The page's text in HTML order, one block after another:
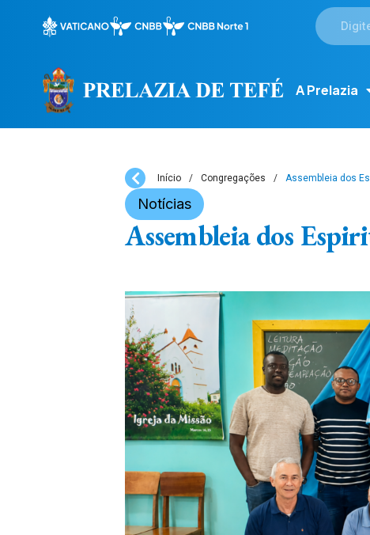
A Prelazia
Início / Congregações / Assembleia dos
Notícias
Assembleia dos